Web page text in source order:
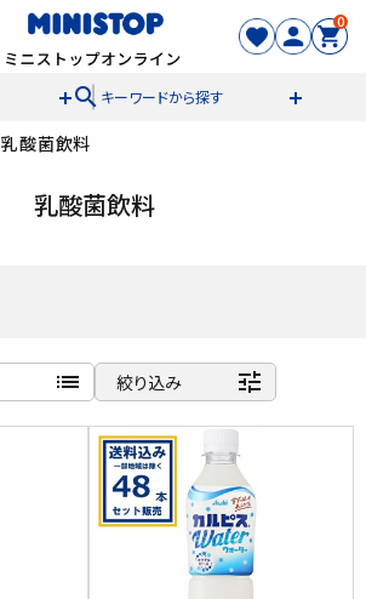
0
search キーワードから探す
乳酸菌飲料
乳酸菌飲料
list 絞り込み tune